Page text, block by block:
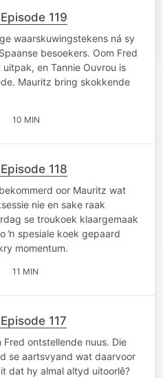
119
waarskuwingstekens ná sy
besoekers. Oom Fred
en Tannie Ouvrou is
Mauritz bring skokkende
10 MIN
118
oor Mauritz wat
nie en sake raak
se troukoek klaargemaak
ŉ spesiale koek gepaard
momentum.
11 MIN
117
Fred ontstellende nuus. Die
se aartsvyand wat daarvoor
dat hy almal altyd uitoorlê?